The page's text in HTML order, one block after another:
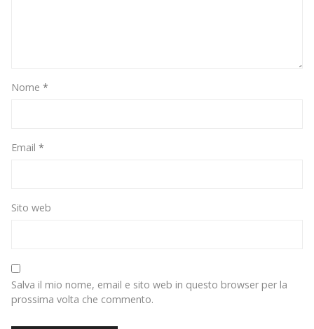
Nome *
Email *
Sito web
Salva il mio nome, email e sito web in questo browser per la
prossima volta che commento.